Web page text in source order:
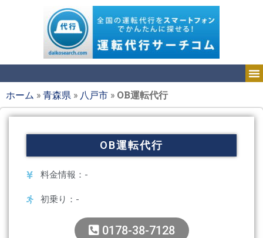
ホーム »青森県 » 八戸市 » OB運転代行
OB運転代行
料金情報：-
初乗り：-
0178-38-7128